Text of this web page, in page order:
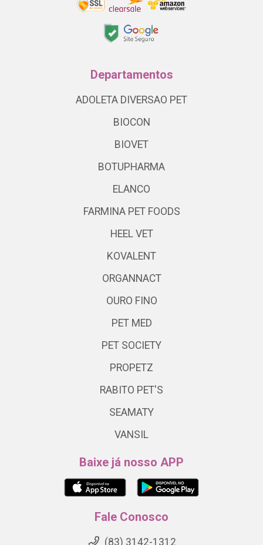
Departamentos
ADOLETA DIVERSAO PET
BIOCON
BIOVET
BOTUPHARMA
ELANCO
FARMINA PET FOODS
HEEL VET
KOVALENT
ORGANNACT
OURO FINO
PET MED
PET SOCIETY
PROPETZ
RABITO PET'S
SEAMATY
VANSIL
Baixe já nosso APP
Fale Conosco
(83) 3142-1312